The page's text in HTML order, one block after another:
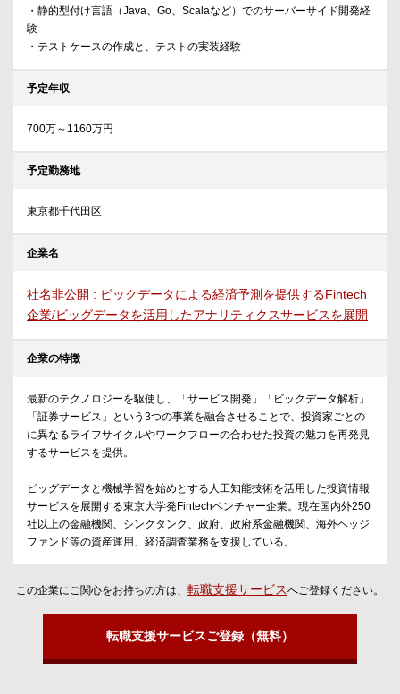
・静的型付け言語（Java、Go、Scalaなど）でのサーバーサイド開発経
験
・テストケースの作成と、テストの実装経験
予定年収
700万～1160万円
予定勤務地
東京都千代田区
企業名
社名非公開 : ビックデータによる経済予測を提供するFintech
企業/ビッグデータを活用したアナリティクスサービスを展開
企業の特徴
最新のテクノロジーを駆使し、「サービス開発」「ビックデータ解析」
「証券サービス」という3つの事業を融合させることで、投資家ごとの
に異なるライフサイクルやワークフローの合わせた投資の魅力を再発見
するサービスを提供。
ビッグデータと機械学習を始めとする人工知能技術を活用した投資情報
サービスを展開する東京大学発Fintechベンチャー企業。現在国内外250
社以上の金融機関、シンクタンク、政府、政府系金融機関、海外ヘッジ
ファンド等の資産運用、経済調査業務を支援している。
この企業にご関心をお持ちの方は、 転職支援サービスへご登録ください。
転職支援サービスご登録（無料）